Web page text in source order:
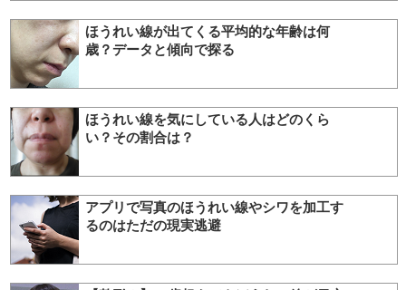
ほうれい線が出てくる平均的な年齢は何
歳？データと傾向で探る
ほうれい線を気にしている人はどのくら
い？その割合は？
アプリで写真のほうれい線やシワを加工す
るのはただの現実逃避